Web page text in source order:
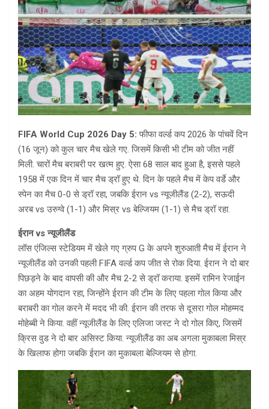
FIFA World Cup 2026 Day 5: फीफा वर्ल्ड कप 2026 के पांचवें दिन
(16 जून) को कुल चार मैच खेले गए. जिसमें किसी भी टीम को जीत नहीं
मिली. चारों मैच बराबरी पर खत्म हुए. ऐसा 68 साल बाद हुआ है, इससे पहले
1958 में एक दिन में चार मैच ड्रॉ हुए थे. दिन के पहले मैच में केप वर्डे और
स्पेन का मैच 0-0 से ड्रॉ रहा, जबकि ईरान vs न्यूजीलैंड (2-2), सऊदी
अरब vs उरुग्वे (1-1) और मिस्र vs बेल्जियम (1-1) से मैच ड्रॉ रहा.
ईरान vs न्यूजीलैंड
लॉस एंजिल्स स्टेडियम में खेले गए ग्रुप G के अपने शुरुआती मैच में ईरान ने
न्यूजीलैंड को उनकी पहली FIFA वर्ल्ड कप जीत से रोक दिया. ईरान ने दो बार
पिछड़ने के बाद वापसी की और मैच 2-2 से ड्रॉ कराया. इसमें रामिन रेजाईन
का अहम योगदान रहा, जिन्होंने ईरान की टीम के लिए पहला गोल किया और
बराबरी का गोल करने में मदद भी की. ईरान की तरफ से दूसरा गोल मोहम्मद
मोहेब्बी ने किया. वहीं न्यूजीलैंड के लिए एलिजा जस्ट ने दो गोल किए, जिसमें
क्रिस वुड ने दो बार असिस्ट किया. न्यूजीलैंड का अब अगला मुकाबला मिस्र
के खिलाफ होगा जबकि ईरान का मुकाबला बेल्जियम से होगा.